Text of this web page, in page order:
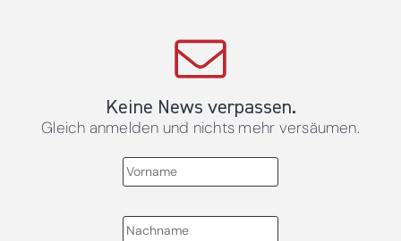
Keine News verpassen.
Gleich anmelden und nichts mehr versäumen.